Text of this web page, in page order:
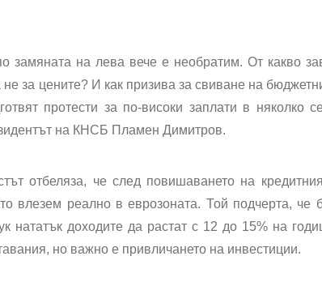
замяната на лева вече е необратим. От какво
не за цените? И как призива за свиване на
протести за по-високи заплати в няколко
на КНСБ Пламен Димитров.
отбеляза, че след повишаването на
влезем реално в еврозоната. Той подчерта, че
нататък доходите да растат с 12 до 15% на
но важно е привличането на инвестиции.